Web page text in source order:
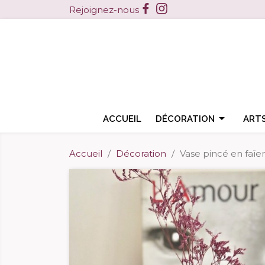
Rejoignez-nous Facebook
ACCUEIL 
DÉCORATION
Accueil Décoration Vase pincé en